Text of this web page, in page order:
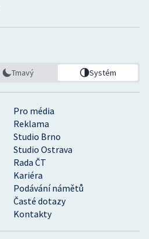
Pro média
Reklama
Studio Brno
Studio Ostrava
Rada ČT
Kariéra
Podávání námětů
Časté dotazy
Kontakty
Tmavý Systém